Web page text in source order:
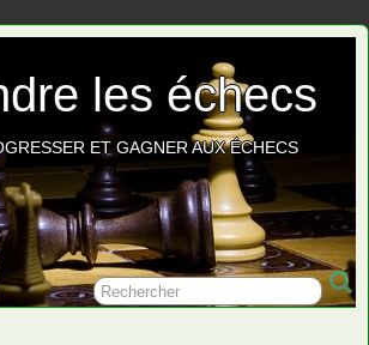
les échecs
ET GAGNER AUX ÉCHECS